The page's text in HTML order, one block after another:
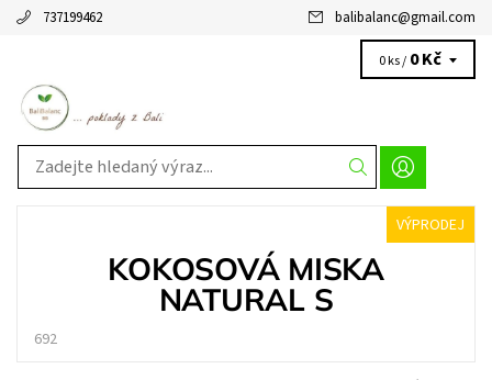
737199462 balibalanc@gmail.com
0 ks / 0 Kč
VÝPRODEJ
KOKOSOVÁ MISKA
NATURAL S
692